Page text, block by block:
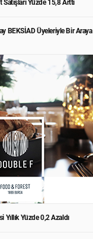
Yüzde 15,8 Arttı
BEKSİAD Üyeleriyle Bir Araya
Yıllık Yüzde 0,2 Azaldı